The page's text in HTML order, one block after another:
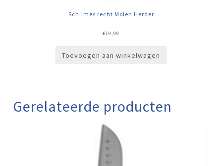
Schilmes recht Molen Herder
€19,99
Toevoegen aan winkelwagen
Gerelateerde producten